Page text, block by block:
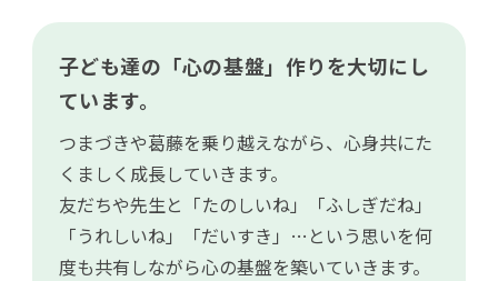
入園のご案内
アクセス
子ども達の「心の基盤」作りを大切にし
ています。
つまづきや葛藤を乗り越えながら、心身共にた
くましく成長していきます。
友だちや先生と「たのしいね」「ふしぎだね」
「うれしいね」「だいすき」…という思いを何
度も共有しながら心の基盤を築いていきます。